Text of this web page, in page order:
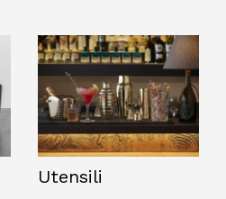
Utensili